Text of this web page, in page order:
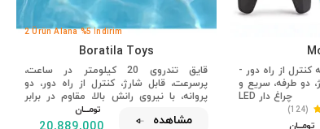
۳۶۰ درجه کنترل از راه دور -
دو طرفه، سریع و
چراغ دار LED
(124)
تومــــــان
2 Ürün Alana %5 İndirim
Boratila Toys
قایق تندروی 20 کیلومتر در ساعت،
پرسرعت، قابل شارژ، کنترل از راه دور، دو
پروانه، با نیروی رانش بالا، مقاوم در برابر
تومــــــان
مشاهده